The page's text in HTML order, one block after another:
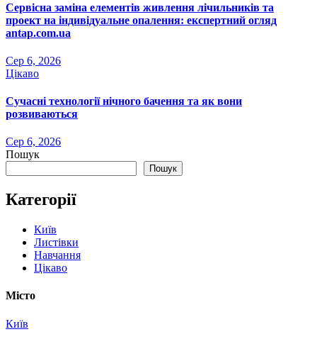
Сервісна заміна елементів живлення лічильників та
проект на індивідуальне опалення: експертний огляд
antap.com.ua
Сер 6, 2026
Цікаво
Сучасні технології нічного бачення та як вони
розвиваються
Сер 6, 2026
Пошук
Пошук
Категорії
Київ
Листівки
Навчання
Цікаво
Місто
Київ